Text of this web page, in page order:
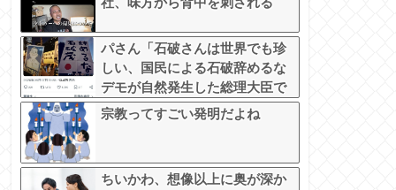
パさん「石破さんは世界でも珍
しい、国民による石破辞めるな
デモが自然発生した総理大臣で
す」
宗教ってすごい発明だよね
ちいかわ、想像以上に奥が深か